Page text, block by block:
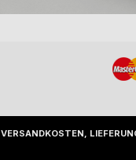
VERSANDKOSTEN,